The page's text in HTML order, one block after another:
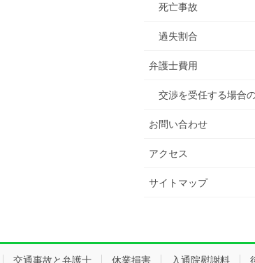
死亡事故
過失割合
弁護士費用
交渉を受任する場合
お問い合わせ
アクセス
サイトマップ
交通事故と弁護士 休業損害 入通院慰謝料